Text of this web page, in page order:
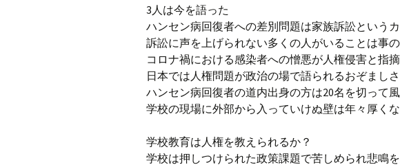
3人は今を語った
ハンセン病回復者への差別問題は家族訴訟という
訴訟に声を上げられない多くの人がいることは事
コロナ禍における感染者への憎悪が人権侵害と指
日本では人権問題が政治の場で語られるおぞまし
ハンセン病回復者の道内出身の方は20名を切って
学校の現場に外部から入っていけぬ壁は年々厚くな
学校教育は人権を教えられるか？
学校は押しつけられた政策課題で苦しめられ悲鳴